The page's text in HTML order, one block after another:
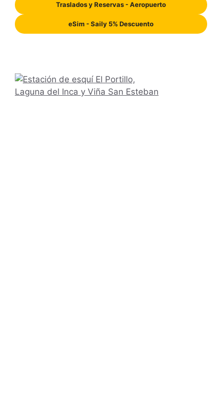
Traslados y Reservas - Aeropuerto
eSim - Saily 5% Descuento